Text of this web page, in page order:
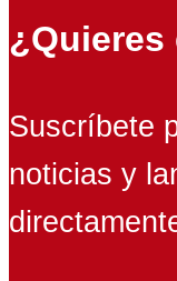
¿Quieres
Suscríbete
noticias y